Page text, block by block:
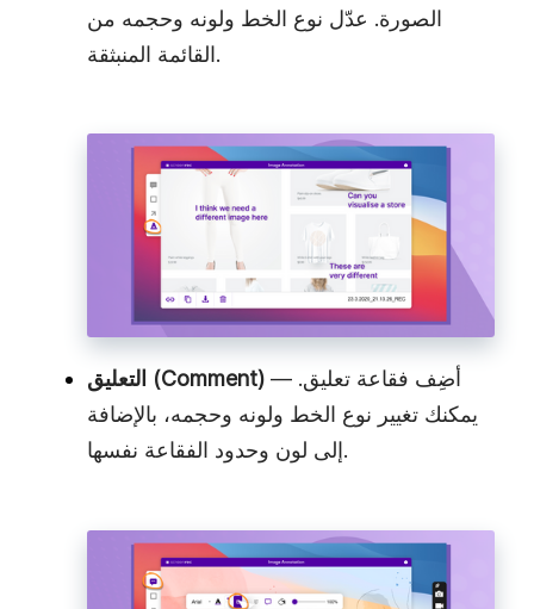
الصورة. عدّل نوع الخط ولونه وحجمه من
القائمة المنبثقة.
التعليق (Comment) — أضِف فقاعة تعليق.
يمكنك تغيير نوع الخط ولونه وحجمه، بالإضافة
إلى لون وحدود الفقاعة نفسها.